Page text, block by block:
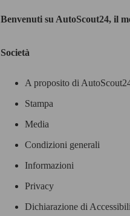
Benvenuti su AutoScout24, il
Società
A proposito di
Stampa
Media
Condizioni generali
Informazioni
Privacy
Dichiarazione di